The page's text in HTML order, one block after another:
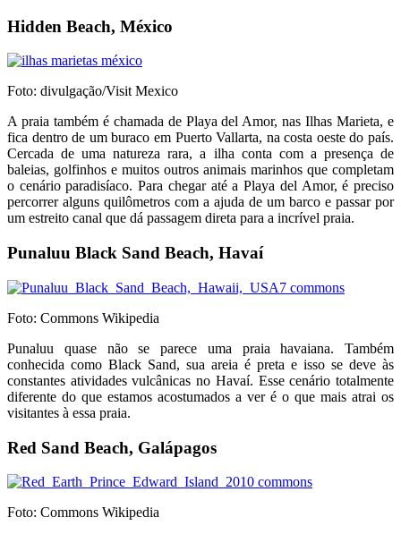
Hidden Beach, México
Foto: divulgação/Visit Mexico
A praia também é chamada de Playa del Amor, nas Ilhas Marieta, e
fica dentro de um buraco em Puerto Vallarta, na costa oeste do país.
Cercada de uma natureza rara, a ilha conta com a presença de
baleias, golfinhos e muitos outros animais marinhos que completam
o cenário paradisíaco. Para chegar até a Playa del Amor, é preciso
percorrer alguns quilômetros com a ajuda de um barco e passar por
um estreito canal que dá passagem direta para a incrível praia.
Punaluu Black Sand Beach, Havaí
Foto: Commons Wikipedia
Punaluu quase não se parece uma praia havaiana. Também
conhecida como Black Sand, sua areia é preta e isso se deve às
constantes atividades vulcânicas no Havaí. Esse cenário totalmente
diferente do que estamos acostumados a ver é o que mais atrai os
visitantes à essa praia.
Red Sand Beach, Galápagos
Foto: Commons Wikipedia